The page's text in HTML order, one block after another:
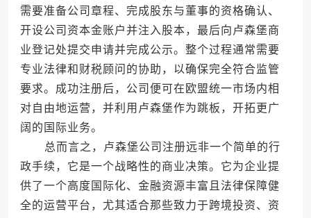
需要准备公司章程、完成股东与董事的资格确认、
开设公司资本金账户并注入股本，最后向卢森堡商
业登记处提交申请并完成公示。整个过程通常需要
专业法律和财税顾问的协助，以确保完全符合监管
要求。成功注册后，公司便可在欧盟统一市场内相
对自由地运营，并利用卢森堡作为跳板，开拓更广
阔的国际业务。
总而言之，卢森堡公司注册远非一个简单的行
政手续，它是一个战略性的商业决策。它为企业提
供了一个高度国际化、金融资源丰富且法律保障健
全的运营平台，尤其适合那些致力于跨境投资、资